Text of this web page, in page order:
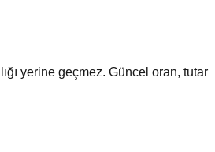
yerine geçmez. Güncel oran, tutar